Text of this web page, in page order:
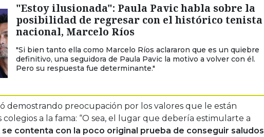
"Estoy ilusionada": Paula Pavic habla sobre la
posibilidad de regresar con el histórico tenista
nacional, Marcelo Ríos
"Si bien tanto ella como Marcelo Ríos aclararon que es un quiebre
definitivo, una seguidora de Paula Pavic la motivo a volver con él.
Pero su respuesta fue determinante."
demostrando preocupación por los valores que le están
a la fama: “O sea, el lugar que debería estimularte a
se contenta con la poco original prueba de conseguir saludos